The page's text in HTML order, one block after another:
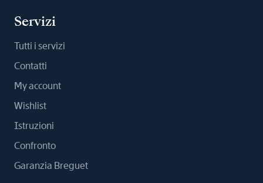
Servizi
Tutti i servizi
Contatti
My account
Wishlist
Istruzioni
Confronto
Garanzia Breguet